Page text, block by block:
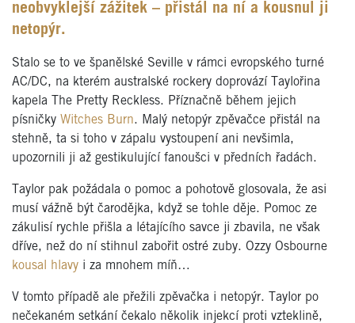
neobvyklejší zážitek – přistál na ní a kousnul ji
netopýr.
Stalo se to ve španělské Seville v rámci evropského turné
AC/DC, na kterém australské rockery doprovází Taylořina
kapela The Pretty Reckless. Příznačně během jejich
písničky Witches Burn. Malý netopýr zpěvačce přistál na
stehně, ta si toho v zápalu vystoupení ani nevšimla,
upozornili ji až gestikulující fanoušci v předních řadách.
Taylor pak požádala o pomoc a pohotově glosovala, že asi
musí vážně být čarodějka, když se tohle děje. Pomoc ze
zákulisí rychle přišla a létajícího savce ji zbavila, ne však
dříve, než do ní stihnul zabořit ostré zuby. Ozzy Osbourne
kousal hlavy i za mnohem míň…
V tomto případě ale přežili zpěvačka i netopýr. Taylor po
nečekaném setkání čekalo několik injekcí proti vzteklině,